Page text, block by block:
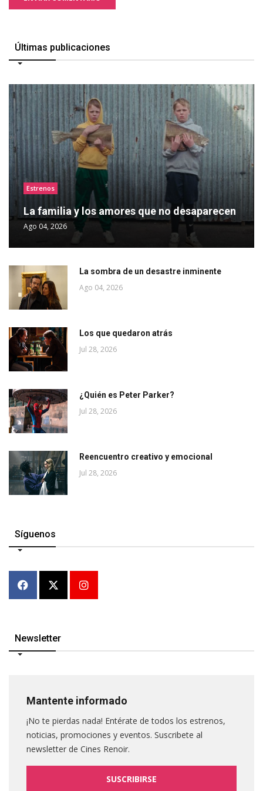
Últimas publicaciones
Estrenos
La familia y los amores que no desaparecen
Ago 04, 2026
La sombra de un desastre inminente
Ago 04, 2026
Los que quedaron atrás
Jul 28, 2026
¿Quién es Peter Parker?
Jul 28, 2026
Reencuentro creativo y emocional
Jul 28, 2026
Síguenos
Newsletter
Mantente informado
¡No te pierdas nada! Entérate de todos los estrenos,
noticias, promociones y eventos. Suscribete al
newsletter de Cines Renoir.
SUSCRIBIRSE